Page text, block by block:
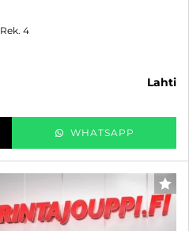
4
lahti
WHATSAPP